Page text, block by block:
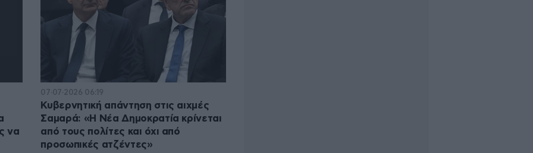
να
07·07·2026 06:19
Κυβερνητική απάντηση στις αιχμές
Σαμαρά: «Η Νέα Δημοκρατία κρίνεται
από τους πολίτες και όχι από
προσωπικές ατζέντες»